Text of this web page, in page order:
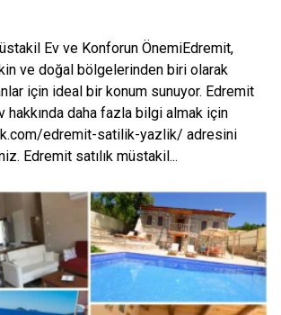
Ev ve Konforun ÖnemiEdremit,
ve doğal bölgelerinden biri olarak
için ideal bir konum sunuyor. Edremit
hakkında daha fazla bilgi almak için
edremit-satilik-yazlik/ adresini
Edremit satılık müstakil...